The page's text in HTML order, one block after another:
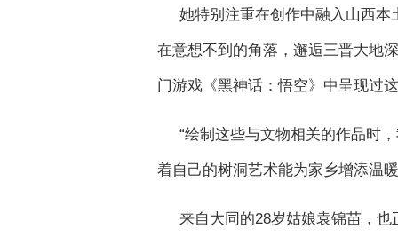
她特别注重在创作中融入山西
在意想不到的角落，邂逅三晋大地
门游戏《黑神话：悟空》中呈现过
“绘制这些与文物相关的作品时
着自己的树洞艺术能为家乡增添温
来自大同的28岁姑娘袁锦苗，